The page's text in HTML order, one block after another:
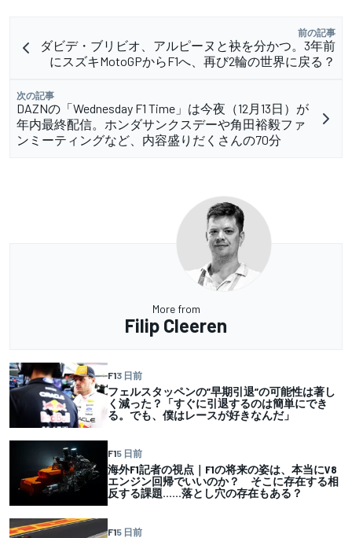
前の記事
ダビデ・ブリビオ、アルピーヌと袂を分かつ。3年前
にスズキMotoGPからF1へ、再び2輪の世界に戻る？
次の記事
DAZNの「Wednesday F1 Time」は今夜（12月13日）が
年内最終配信。ホンダサンクスデーや角田裕毅ファ
ンミーティングなど、内容盛りだくさんの70分
More from
Filip Cleeren
F13 日前
フェルスタッペンの”早期引退”の可能性は著し
く減った？「すぐに引退するのは簡単にでき
る。でも、僕はレースが好きなんだ」
F15 日前
海外F1記者の視点｜F1の将来の姿は、本当にV8
エンジン回帰でいいのか？ そこに存在する相
反する課題……落とし穴の存在もある？
F15 日前